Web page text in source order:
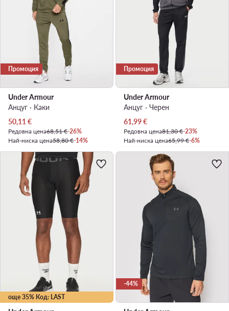
Промоция
Under Armour
Анцуг · Каки
Актуална цена
50,11 €
Редовна цена68,51 €-26%
Най-ниска цена58,80 €-14%
Промоция
Under Armour
Анцуг · Черен
Актуална цена
61,99€
Редовна цена81,30 €-23%
Най-ниска цена65,99 €-6%
още 35% Код: LAST
-44%